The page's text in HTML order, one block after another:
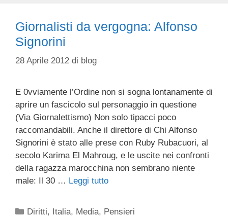
Giornalisti da vergogna: Alfonso
Signorini
28 Aprile 2012 di blog
E 0vviamente l’Ordine non si sogna lontanamente di
aprire un fascicolo sul personaggio in questione
(Via Giornalettismo) Non solo tipacci poco
raccomandabili. Anche il direttore di Chi Alfonso
Signorini è stato alle prese con Ruby Rubacuori, al
secolo Karima El Mahroug, e le uscite nei confronti
della ragazza marocchina non sembrano niente
male: Il 30 … Leggi tutto
Categorie
Diritti, Italia, Media, Pensieri